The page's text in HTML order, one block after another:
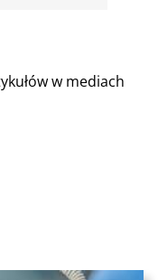
w mediach